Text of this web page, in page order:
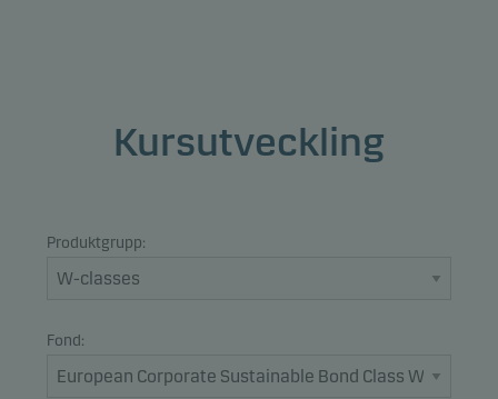
Kursutveckling
Produktgrupp:
Fond: